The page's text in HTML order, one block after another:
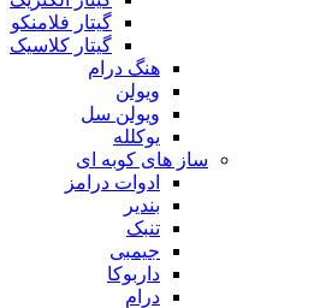
گیتار فلامنکو
گیتار کلاسیک
هنگ درام
ویولن
ویولن سل
یوکلله
ساز های کوبه ای
ادوات درامز
بندیر
تنبک
جیمبی
داربوکا
درام